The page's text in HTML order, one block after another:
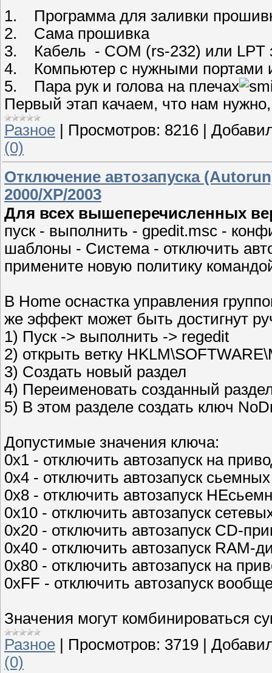
1. Программа для заливки
2. Сама прошивка
3. Кабель - COM (rs-232) или LPT
4. Компьютер с нужными портами
5. Пара рук и голова на плечах
Первый этап качаем, что нам
Разное
Просмотров: 8216
(0)
Отключение автозапуска
2000/XP/2003
Для всех вышеперечисленных
пуск - выполнить - gpedit.msc -
шаблоны - Система - отключить
примените новую политику
В Home оснастка управления
же эффект может быть достигнут
1) Пуск -> выполнить -> regedit
2) открыть ветку
3) Создать новый раздел
4) Переименовать созданный
5) В этом разделе создать ключ
Допустимые значения ключа:
0x1 - отключить автозапуск на
0x4 - отключить автозапуск
0x8 - отключить автозапуск
0x10 - отключить автозапуск
0x20 - отключить автозапуск CD-
0x40 - отключить автозапуск RAM-
0x80 - отключить автозапуск на
0xFF - отключить автозапуск
Значения могут комбинироваться
Разное | Просмотров: 3719 |
(0)